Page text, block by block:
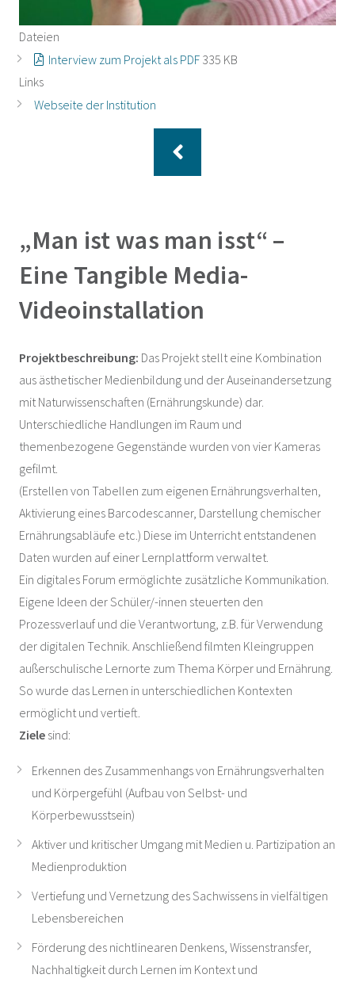
Dateien
Interview zum Projekt als PDF 335 KB
Links
Webseite der Institution
„Man ist was man isst“ –
Eine Tangible Media-
Videoinstallation
Projektbeschreibung: Das Projekt stellt eine Kombination
aus ästhetischer Medienbildung und der Auseinandersetzung
mit Naturwissenschaften (Ernährungskunde) dar.
Unterschiedliche Handlungen im Raum und
themenbezogene Gegenstände wurden von vier Kameras
gefilmt.
(Erstellen von Tabellen zum eigenen Ernährungsverhalten,
Aktivierung eines Barcodescanner, Darstellung chemischer
Ernährungsabläufe etc.) Diese im Unterricht entstandenen
Daten wurden auf einer Lernplattform verwaltet.
Ein digitales Forum ermöglichte zusätzliche Kommunikation.
Eigene Ideen der Schüler/-innen steuerten den
Prozessverlauf und die Verantwortung, z.B. für Verwendung
der digitalen Technik. Anschließend filmten Kleingruppen
außerschulische Lernorte zum Thema Körper und Ernährung.
So wurde das Lernen in unterschiedlichen Kontexten
ermöglicht und vertieft.
Ziele sind:
Erkennen des Zusammenhangs von Ernährungsverhalten
und Körpergefühl (Aufbau von Selbst- und
Körperbewusstsein)
Aktiver und kritischer Umgang mit Medien u. Partizipation an
Medienproduktion
Vertiefung und Vernetzung des Sachwissens in vielfältigen
Lebensbereichen
Förderung des nichtlinearen Denkens, Wissenstransfer,
Nachhaltigkeit durch Lernen im Kontext und